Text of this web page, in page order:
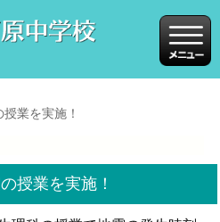
業を実施！
授業を実施！